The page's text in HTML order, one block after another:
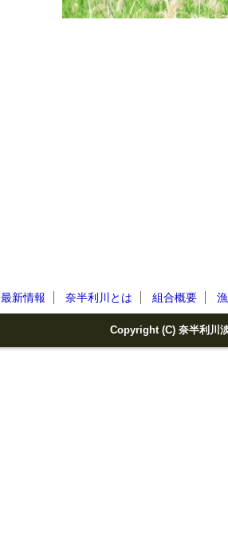
最新情報 奈半利川とは 組合概要
Copyright (C) 奈半利川